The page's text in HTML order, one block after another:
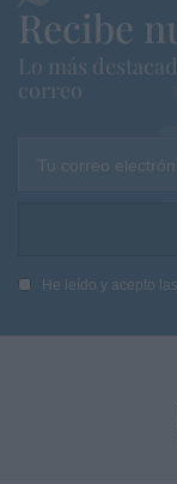
Recibe
Lo más
correo
Tu correo
He leído y acepto las